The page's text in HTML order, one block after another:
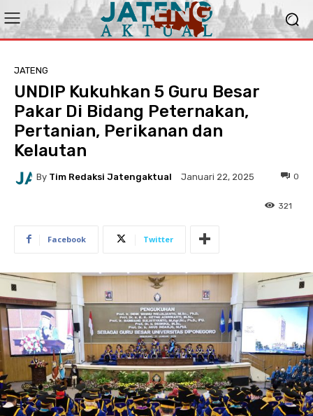
JATENG
UNDIP Kukuhkan 5 Guru Besar
Pakar Di Bidang Peternakan,
Pertanian, Perikanan dan
Kelautan
By Tim Redaksi Jatengaktual Januari 22, 2025 0
321
Facebook Twitter